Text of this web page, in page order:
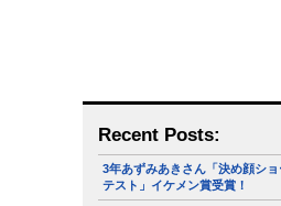
Recent Posts:
3年あずみあきさん「決め顔シ
テスト」イケメン賞受賞！